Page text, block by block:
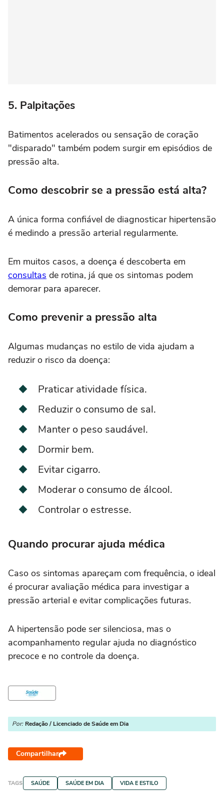
5. Palpitações
Batimentos acelerados ou sensação de coração
"disparado" também podem surgir em episódios de
pressão alta.
Como descobrir se a pressão está alta?
A única forma confiável de diagnosticar hipertensão
é medindo a pressão arterial regularmente.
Em muitos casos, a doença é descoberta em
consultas de rotina, já que os sintomas podem
demorar para aparecer.
Como prevenir a pressão alta
Algumas mudanças no estilo de vida ajudam a
reduzir o risco da doença:
Praticar atividade física.
Reduzir o consumo de sal.
Manter o peso saudável.
Dormir bem.
Evitar cigarro.
Moderar o consumo de álcool.
Controlar o estresse.
Quando procurar ajuda médica
Caso os sintomas apareçam com frequência, o ideal
é procurar avaliação médica para investigar a
pressão arterial e evitar complicações futuras.
A hipertensão pode ser silenciosa, mas o
acompanhamento regular ajuda no diagnóstico
precoce e no controle da doença.
Por: Redação / Licenciado de Saúde em Dia
Compartilhar
TAGS SAÚDE SAÚDE EM DIA VIDA E ESTILO